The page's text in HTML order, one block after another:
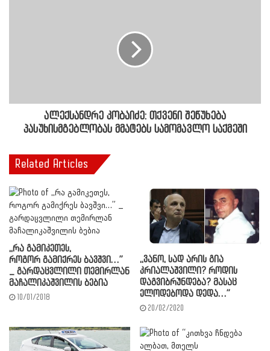
ალექსანდრე კობაიძე: თქვენი შეწუხება
პასუხისმგებლობას მმატებს სამომავლო საქმეში
Related Articles
,,რა გამიკეთეს,
როგორ გამიქრეს ბავშვი…”
_ გარდაცვლილი თემირლან
მაჩალიკაშვილის ბებია
10/01/2018
,,ვანო, სად არის გია
კრიალაშვილი? როდის
დაგვიბრუნდება? მასაც
ელოდებოდა დედა…”
20/02/2020